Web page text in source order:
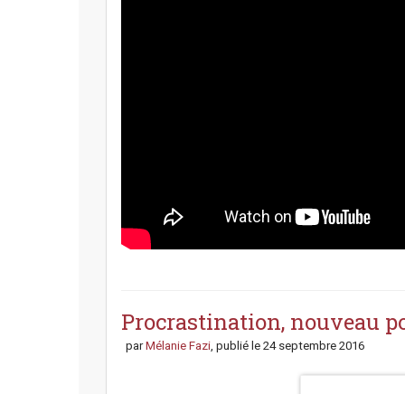
s
t
n
Procrastination, nouveau
parMélanie Fazi , publié le 24 septembre 2016